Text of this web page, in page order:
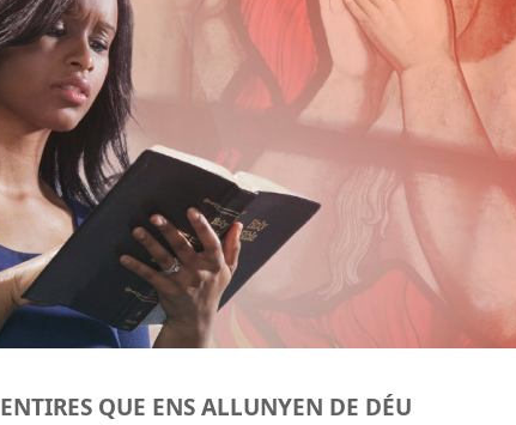
QUE ENS ALLUNYEN DE DÉU